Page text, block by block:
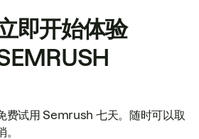
即开始体验
费试用 Semrush 七天。随时可以取
。